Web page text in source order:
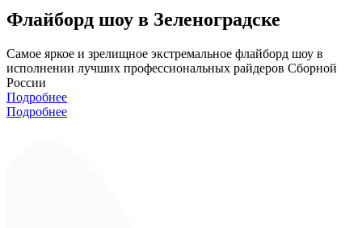
Флайборд шоу в Зеленоградске
Самое яркое и зрелищное экстремальное флайборд шоу в
исполнении лучших профессиональных райдеров Сборной
России
Подробнее
Подробнее